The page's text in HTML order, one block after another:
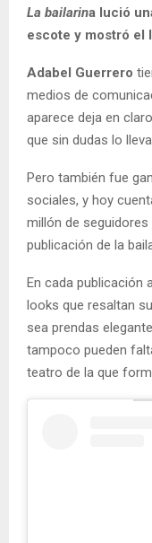
La bailarina lució
escote y mostró el
Adabel Guerrero
medios de
aparece deja en
que sin dudas lo
Pero también fue
sociales, y hoy
millón de
publicación de la
En cada publicación
looks que resaltan
sea prendas
tampoco pueden
teatro de la que